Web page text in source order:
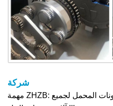
شركة
مهمة ZHZB: نحن ملتزمون بتوفير حلول مكونات المحمل لجميع